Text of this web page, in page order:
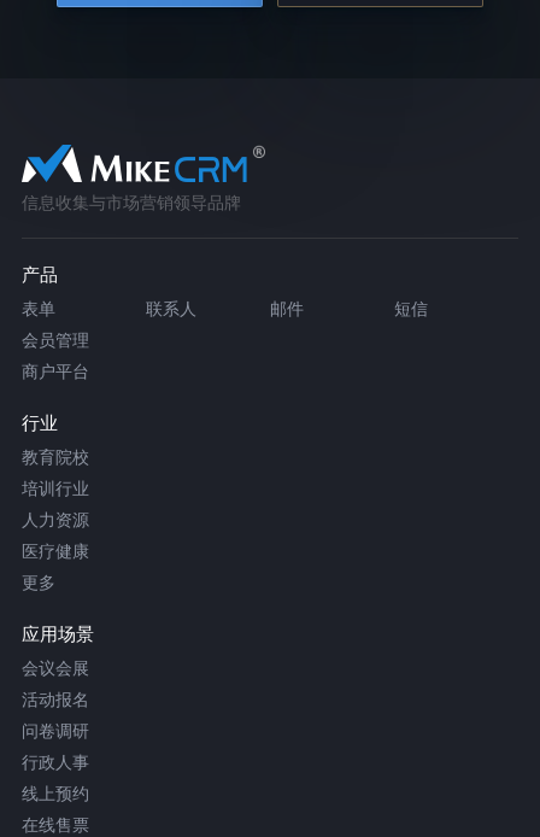
信息收集与市场营销领导品牌
产品
表单 联系人 邮件
短信
会员管理
商户平台
行业
教育院校
培训行业
人力资源
医疗健康
更多
应用场景
会议会展
活动报名
问卷调研
行政人事
线上预约
在线售票